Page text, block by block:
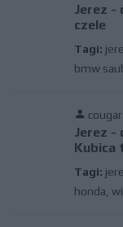
Jerez -
czele
Tagi:
bmw
cougar
Jerez -
Kubica
Tagi:
honda